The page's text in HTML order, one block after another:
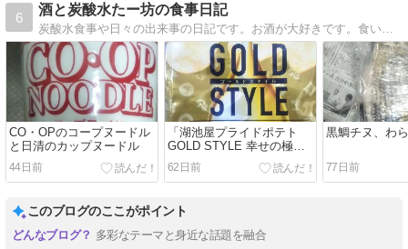
6
酒と炭酸水たー坊の食事日記
CO・OPのコープヌードル
と日清のカップヌードル
44日前
「湖池屋プライドポテト
GOLD STYLE 幸せの極み
だし 食塩不使用」「やみつ
きエンドレス製法」
62日前
黒鯛チヌ、わ
77日前
このブログのここがポイント
多彩なテーマと身近な話題を融合